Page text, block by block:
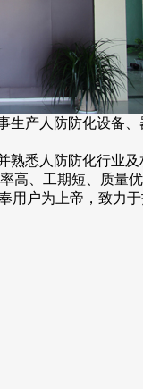
产人防防化设备
悉人防防化行业
高、工期短、质量优
户为上帝，致力